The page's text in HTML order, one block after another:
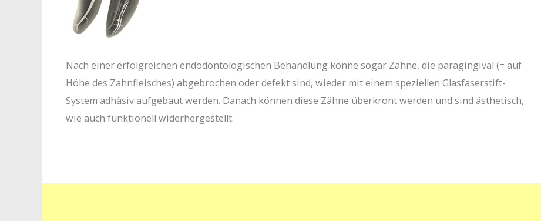
Nach einer erfolgreichen endodontologischen Behandlung könne sogar Zähne, die paragingival (= auf
Höhe des Zahnfleisches) abgebrochen oder defekt sind, wieder mit einem speziellen Glasfaserstift-
System adhäsiv aufgebaut werden. Danach können diese Zähne überkront werden und sind ästhetisch,
wie auch funktionell widerhergestellt.